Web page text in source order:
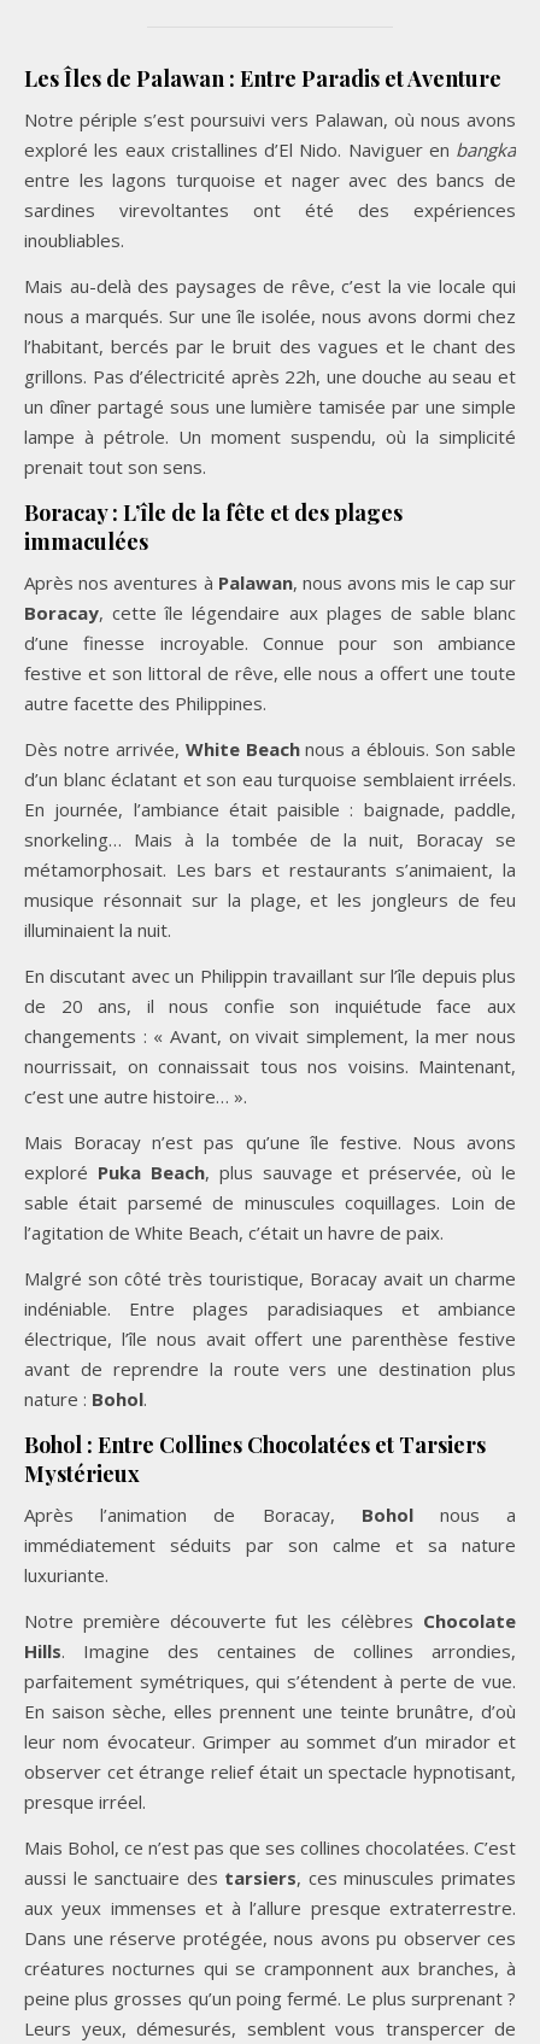
Les Îles de Palawan : Entre Paradis et Aventure
Notre périple s’est poursuivi vers Palawan, où nous avons
exploré les eaux cristallines d’El Nido. Naviguer en bangka
entre les lagons turquoise et nager avec des bancs de
sardines virevoltantes ont été des expériences
inoubliables.
Mais au-delà des paysages de rêve, c’est la vie locale qui
nous a marqués. Sur une île isolée, nous avons dormi chez
l’habitant, bercés par le bruit des vagues et le chant des
grillons. Pas d’électricité après 22h, une douche au seau et
un dîner partagé sous une lumière tamisée par une simple
lampe à pétrole. Un moment suspendu, où la simplicité
prenait tout son sens.
Boracay : L’île de la fête et des plages
immaculées
Après nos aventures à Palawan, nous avons mis le cap sur
Boracay, cette île légendaire aux plages de sable blanc
d’une finesse incroyable. Connue pour son ambiance
festive et son littoral de rêve, elle nous a offert une toute
autre facette des Philippines.
Dès notre arrivée, White Beachnous a éblouis. Son sable
d’un blanc éclatant et son eau turquoise semblaient irréels.
En journée, l’ambiance était paisible : baignade, paddle,
snorkeling… Mais à la tombée de la nuit, Boracay se
métamorphosait. Les bars et restaurants s’animaient, la
musique résonnait sur la plage, et les jongleurs de feu
illuminaient la nuit.
En discutant avec un Philippin travaillant sur l’île depuis plus
de 20 ans, il nous confie son inquiétude face aux
changements : « Avant, on vivait simplement, la mer nous
nourrissait, on connaissait tous nos voisins. Maintenant,
c’est une autre histoire… ».
Mais Boracay n’est pas qu’une île festive. Nous avons
exploré Puka Beach, plus sauvage et préservée, où le
sable était parsemé de minuscules coquillages. Loin de
l’agitation de White Beach, c’était un havre de paix.
Malgré son côté très touristique, Boracay avait un charme
indéniable. Entre plages paradisiaques et ambiance
électrique, l’île nous avait offert une parenthèse festive
avant de reprendre la route vers une destination plus
nature : Bohol.
Bohol : Entre Collines Chocolatées et Tarsiers
Mystérieux
Après l’animation de Boracay, Boholnous a
immédiatement séduits par son calme et sa nature
luxuriante.
Notre première découverte fut les célèbres Chocolate
Hills. Imagine des centaines de collines arrondies,
parfaitement symétriques, qui s’étendent à perte de vue.
En saison sèche, elles prennent une teinte brunâtre, d’où
leur nom évocateur. Grimper au sommet d’un mirador et
observer cet étrange relief était un spectacle hypnotisant,
presque irréel.
Mais Bohol, ce n’est pas que ses collines chocolatées. C’est
aussi le sanctuaire des tarsiers, ces minuscules primates
aux yeux immenses et à l’allure presque extraterrestre.
Dans une réserve protégée, nous avons pu observer ces
créatures nocturnes qui se cramponnent aux branches, à
peine plus grosses qu’un poing fermé. Le plus surprenant ?
Leurs yeux, démesurés, semblent vous transpercer de